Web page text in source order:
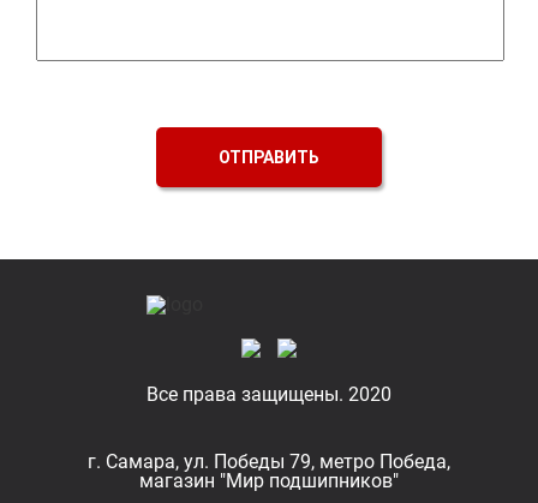
ОТПРАВИТЬ
Все права защищены. 2020
г. Самара, ул. Победы 79, метро Победа,
магазин "Мир подшипников"